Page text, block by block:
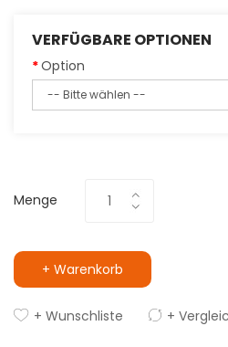
VERFÜGBARE OPTIONEN
Option
Menge
+ Warenkorb
+ Wunschliste +